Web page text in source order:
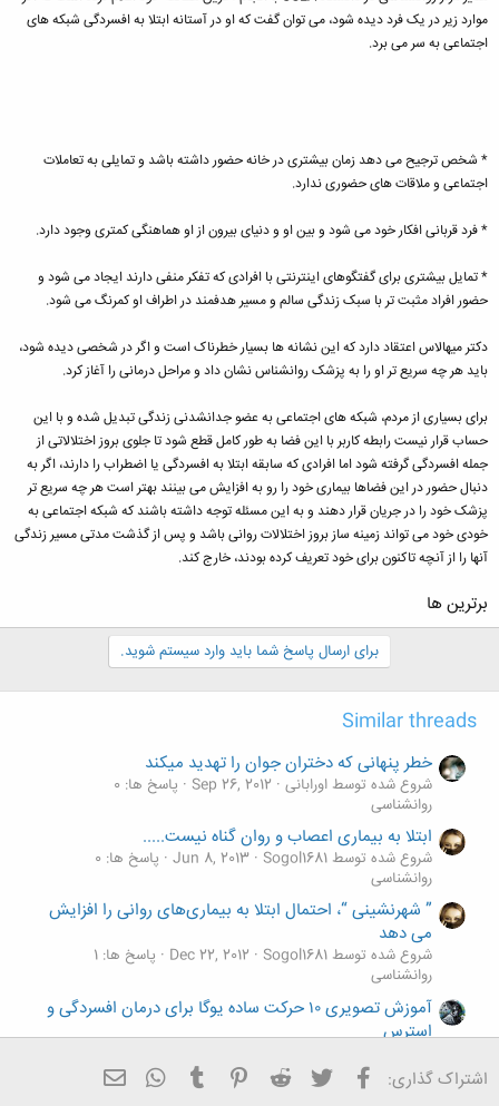
موارد زیر در یک فرد دیده شود، می توان گفت که او در آستانه ابتلا به افسردگی شبکه های
اجتماعی به سر می برد.
* شخص ترجیح می دهد زمان بیشتری در خانه حضور داشته باشد و تمایلی به تعاملات
اجتماعی و ملاقات های حضوری ندارد.
* فرد قربانی افکار خود می شود و بین او و دنیای بیرون از او هماهنگی کمتری وجود دارد.
* تمایل بیشتری برای گفتگوهای اینترنتی با افرادی که تفکر منفی دارند ایجاد می شود و
حضور افراد مثبت تر با سبک زندگی سالم و مسیر هدفمند در اطراف او کمرنگ می شود.
دکتر میهالاس اعتقاد دارد که این نشانه ها بسیار خطرناک است و اگر در شخصی دیده شود،
باید هر چه سریع تر او را به پزشک روانشناس نشان داد و مراحل درمانی را آغاز کرد.
برای بسیاری از مردم، شبکه های اجتماعی به عضو جدانشدنی زندگی تبدیل شده و با این
حساب قرار نیست رابطه کاربر با این فضا به طور کامل قطع شود تا جلوی بروز اختلالاتی از
جمله افسردگی گرفته شود اما افرادی که سابقه ابتلا به افسردگی یا اضطراب را دارند، اگر به
دنبال حضور در این فضاها بیماری خود را رو به افزایش می بینند بهتر است هر چه سریع تر
پزشک خود را در جریان قرار دهند و به این مسئله توجه داشته باشند که شبکه اجتماعی به
خودی خود می تواند زمینه ساز بروز اختلالات روانی باشد و پس از گذشت مدتی مسیر زندگی
آنها را از آنچه تاکنون برای خود تعریف کرده بودند، خارج کند.
برترین ها
برای ارسال پاسخ شما باید وارد سیستم شوید.
Similar threads
خطر پنهانی که دختران جوان را تهدید میکند
شروع شده توسط اورابانی Sep 26, 2012 پاسخ ها: 0
روانشناسی
ابتلا به بیماری اعصاب و روان گناه نیست.....
شروع شده توسط Sogol1681 Jun 8, 2013 پاسخ ها: 0
روانشناسی
” شهرنشینی “، احتمال ابتلا به بیماری‌های روانی را افزایش
می دهد
شروع شده توسط Sogol1681 Dec 22, 2012
پاسخ ها: 1
روانشناسی
آموزش تصویری ۱۰ حرکت ساده یوگا برای درمان افسردگی و
استرس
روانشناسی
اشتراک گذاری: فیسبوک تویتر Reddit
Pinterest
Tumblr
WhatsApp